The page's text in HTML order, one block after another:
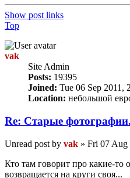
Show post links
Top
vak
Site Admin
Posts: 19395
Joined: Tue 06 Sep 2011,
Location: небольшой
Re: Старые
Unread post by vak » Fri 07 Aug
Кто там говорит про какие-то
возвращается на круги своя...